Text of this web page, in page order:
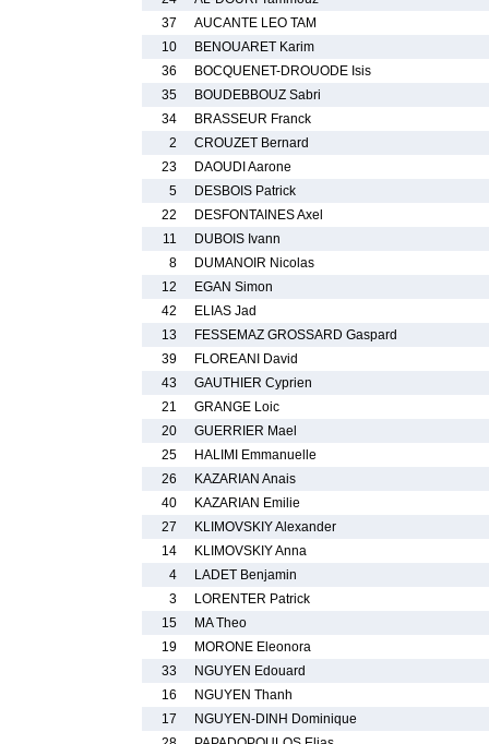
37
AUCANTE LEO TAM
10
BENOUARET Karim
36
BOCQUENET-DROUODE Isis
35
BOUDEBBOUZ Sabri
34
BRASSEUR Franck
2
CROUZET Bernard
23
DAOUDI Aarone
5
DESBOIS Patrick
22
DESFONTAINES Axel
11
DUBOIS Ivann
8
DUMANOIR Nicolas
12
EGAN Simon
42
ELIAS Jad
13
FESSEMAZ GROSSARD Gaspard
39
FLOREANI David
43
GAUTHIER Cyprien
21
GRANGE Loic
20
GUERRIER Mael
25
HALIMI Emmanuelle
26
KAZARIAN Anais
40
KAZARIAN Emilie
27
KLIMOVSKIY Alexander
14
KLIMOVSKIY Anna
4
LADET Benjamin
3
LORENTER Patrick
15
MA Theo
19
MORONE Eleonora
33
NGUYEN Edouard
16
NGUYEN Thanh
17
NGUYEN-DINH Dominique